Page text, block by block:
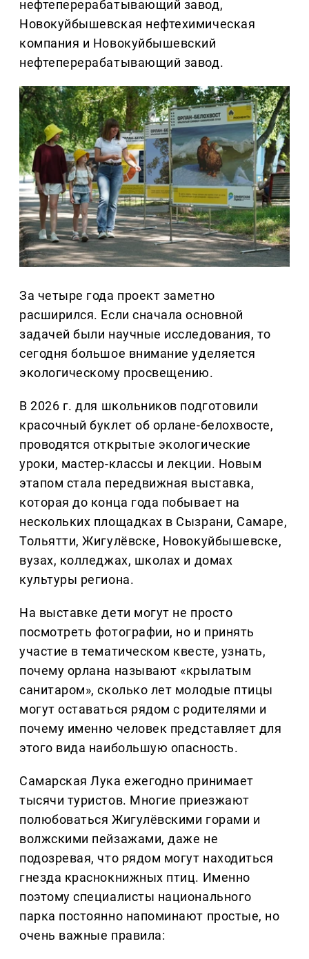
нефтеперерабатывающий завод,
Новокуйбышевская нефтехимическая
компания и Новокуйбышевский
нефтеперерабатывающий завод.
За четыре года проект заметно
расширился. Если сначала основной
задачей были научные исследования, то
сегодня большое внимание уделяется
экологическому просвещению.
В 2026 г. для школьников подготовили
красочный буклет об орлане-белохвосте,
проводятся открытые экологические
уроки, мастер-классы и лекции. Новым
этапом стала передвижная выставка,
которая до конца года побывает на
нескольких площадках в Сызрани, Самаре,
Тольятти, Жигулёвске, Новокуйбышевске,
вузах, колледжах, школах и домах
культуры региона.
На выставке дети могут не просто
посмотреть фотографии, но и принять
участие в тематическом квесте, узнать,
почему орлана называют «крылатым
санитаром», сколько лет молодые птицы
могут оставаться рядом с родителями и
почему именно человек представляет для
этого вида наибольшую опасность.
Самарская Лука ежегодно принимает
тысячи туристов. Многие приезжают
полюбоваться Жигулёвскими горами и
волжскими пейзажами, даже не
подозревая, что рядом могут находиться
гнезда краснокнижных птиц. Именно
поэтому специалисты национального
парка постоянно напоминают простые, но
очень важные правила: